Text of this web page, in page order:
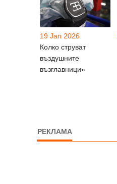
19 Jan 2026
Колко струват
въздушните
възглавници»
РЕКЛАМА